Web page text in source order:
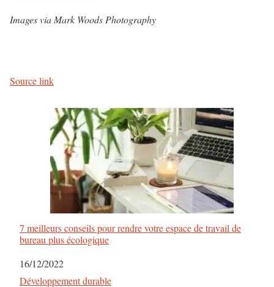
Images via Mark Woods Photography
Source link
7 meilleurs conseils pour rendre votre espace de travail de
bureau plus écologique
Date
16/12/2022
Par rapport à
Développement durable